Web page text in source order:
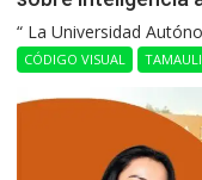
“ La Universidad
CÓDIGO VISUAL